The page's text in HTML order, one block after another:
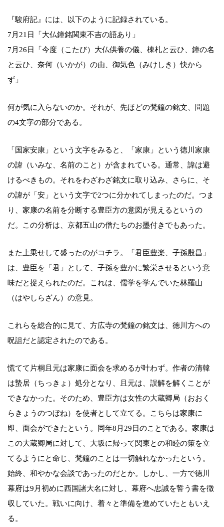
『駿府記』には、以下のように記録されている。
7月21日「大仏鐘銘関東不吉の語あり」
7月26日「今度（こたび）大仏供養の儀、棟札と云ひ、鐘の名
と云ひ、奈何（いかが）の由、御気色（みけしき）快から
ず」
何が気に入らないのか。それが、先ほどの梵鐘の銘文、問題
の4文字の部分である。
「国家安康」という文字をみると、「家康」という徳川家康
の諱（いみな、名前のこと）が含まれている。通常、諱は避
けるべきもの。それをわざわざ銘文に取り込み、さらに、そ
の諱が「安」という文字で2つに分かれてしまったのだ。つま
り、家康の名前を分断する豊臣方の意図が見えるというの
だ。この分析は、京都五山の僧たちのお墨付きでもあった。
また上乗せして盛ったのがコチラ。「君臣豊楽、子孫殷昌」
は、豊臣を「君」として、子孫を豊かに繁栄させるという意
味だと捉えられたのだ。これは、儒学を学んでいた林羅山
（はやしらざん）の意見。
これらを総合的に見て、方広寺の梵鐘の銘文は、徳川方への
呪詛だと認定されたのである。
慌てて片桐且元は家康に面会を求めるが叶わず。作者の清韓
は蟄居（ちっきょ）処分となり、且元は、誤解を解くことが
できなかった。そのため、豊臣方は女性の大蔵卿局（おおく
らきょうのつぼね）を使者として立てる。こちらは家康に
即、面会ができたという。同年8月29日のことである。家康は
この大蔵卿局に対して、大坂に帰って関東との和睦の策を立
てるようにと命じ、梵鐘のことは一切触れなかったという。
始終、和やかな会談であったのだとか。しかし、一方で徳川
幕府は9月初めに西国諸大名に対し、幕府へ忠誠を誓う書を徴
収していた。戦いに向け、着々と準備を進めていたともいえ
る。